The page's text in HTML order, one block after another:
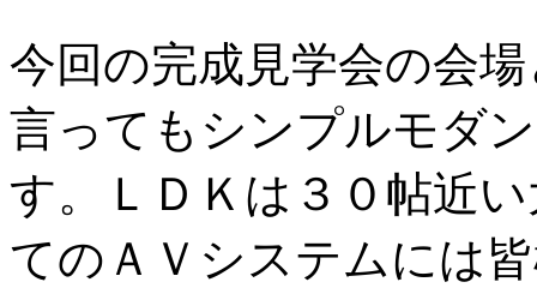
今回の完成見学会の会
言ってもシンプルモダ
す。ＬＤＫは３０帖近
てのＡＶシステムには